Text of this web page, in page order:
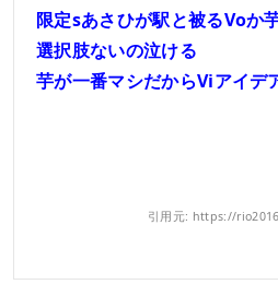
限定sあさひが駅と被るVoか
選択肢ないの泣ける
芋が一番マシだからViアイデ
引用元: https://